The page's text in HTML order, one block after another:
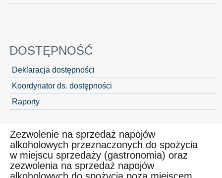
DOSTĘPNOŚĆ
Deklaracja dostępności
Koordynator ds. dostępności
Raporty
Zezwolenie na sprzedaż napojów
alkoholowych przeznaczonych do spożycia
w miejscu sprzedaży (gastronomia) oraz
zezwolenia na sprzedaż napojów